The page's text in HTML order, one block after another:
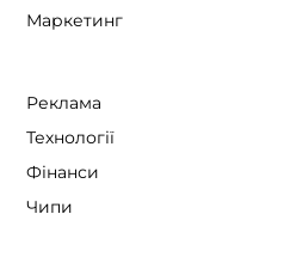
Маркетинг
Реклама
Технології
Фінанси
Чипи